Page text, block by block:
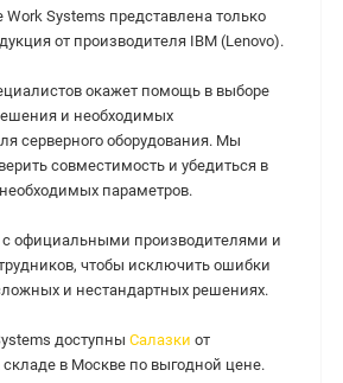
Systems представлена только
от производителя IBM (Lenovo).
окажет помощь в выборе
и необходимых
серверного оборудования. Мы
совместимость и убедиться в
параметров.
официальными производителями и
чтобы исключить ошибки
и нестандартных решениях.
доступны Салазки от
в Москве по выгодной цене.